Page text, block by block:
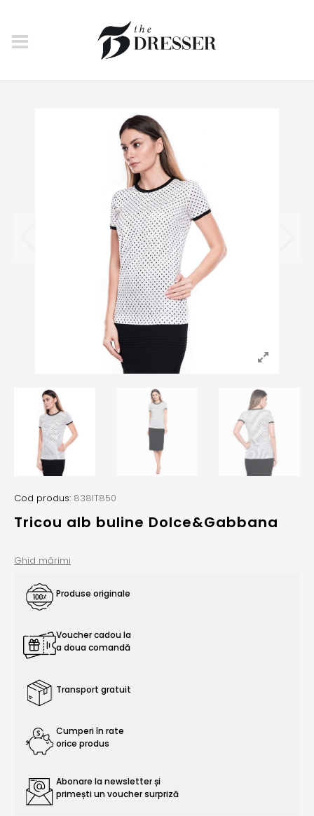
Cod produs: 838IT850
Tricou alb buline Dolce&Gabbana
Ghid mărimi
Produse originale
Voucher cadou la
a doua comandă
Transport gratuit
Cumperi în rate
orice produs
Abonare la newsletter și
primești un voucher surpriză